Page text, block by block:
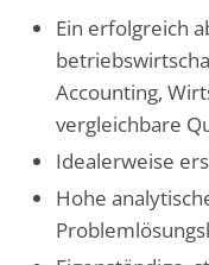
Ein erfolgreich
Accounting,
vergleichbare
Idealerweise
Hohe